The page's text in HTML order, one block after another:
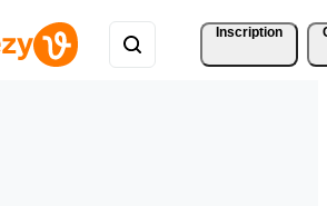
Inscription